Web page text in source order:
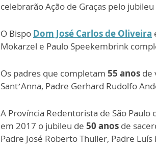
celebrarão Ação de Graças pelo
O Bispo Dom José Carlos de Oliveira
Mokarzel e Paulo Speekembrink
Os padres que completam 55 anos de
Sant’Anna, Padre Gerhard Rudolfo
A Província Redentorista de São
em 2017 o jubileu de 50 anos de
Padre José Roberto Thuller, Padre